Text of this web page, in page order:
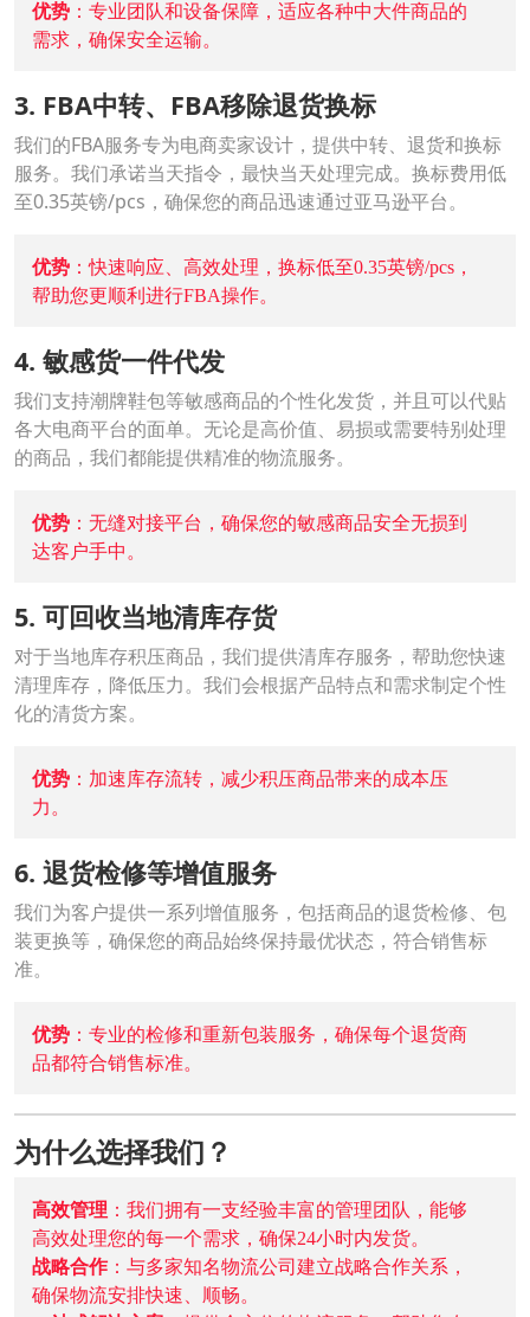
优势 ：专业团队和设备保障，适应各种中大件商品的
需求，确保安全运输。
3. FBA中转、FBA移除退货换标
我们的FBA服务专为电商卖家设计，提供中转、退货和换标
服务。我们承诺当天指令，最快当天处理完成。换标费用低
至0.35英镑/pcs，确保您的商品迅速通过亚马逊平台。
优势 ：快速响应、高效处理，换标低至0.35英镑/pcs，
帮助您更顺利进行FBA操作。
4. 敏感货一件代发
我们支持潮牌鞋包等敏感商品的个性化发货，并且可以代贴
各大电商平台的面单。无论是高价值、易损或需要特别处理
的商品，我们都能提供精准的物流服务。
优势 ：无缝对接平台，确保您的敏感商品安全无损到
达客户手中。
5. 可回收当地清库存货
对于当地库存积压商品，我们提供清库存服务，帮助您快速
清理库存，降低压力。我们会根据产品特点和需求制定个性
化的清货方案。
优势 ：加速库存流转，减少积压商品带来的成本压
力。
6. 退货检修等增值服务
我们为客户提供一系列增值服务，包括商品的退货检修、包
装更换等，确保您的商品始终保持最优状态，符合销售标
准。
优势 ：专业的检修和重新包装服务，确保每个退货商
品都符合销售标准。
为什么选择我们？
高效管理 ：我们拥有一支经验丰富的管理团队，能够
高效处理您的每一个需求，确保24小时内发货。
战略合作：与多家知名物流公司建立战略合作关系，
确保物流安排快速、顺畅。